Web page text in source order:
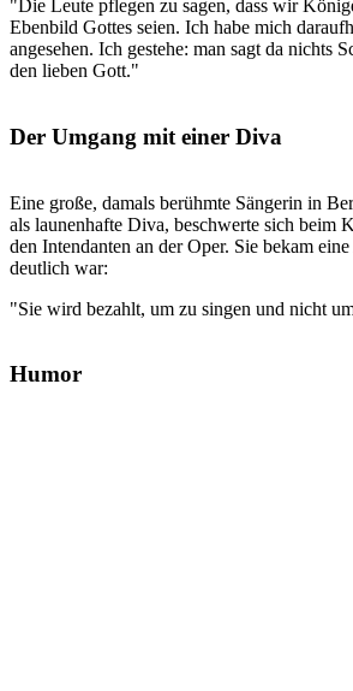
"Die Leute pflegen zu sagen, dass wir
Ebenbild Gottes seien. Ich habe mich
angesehen. Ich gestehe: man sagt da nichts
den lieben Gott."
Der Umgang mit einer Diva
Eine große, damals berühmte Sängerin in
als launenhafte Diva, beschwerte sich beim
den Intendanten an der Oper. Sie bekam
deutlich war:
"Sie wird bezahlt, um zu singen und nicht
Humor